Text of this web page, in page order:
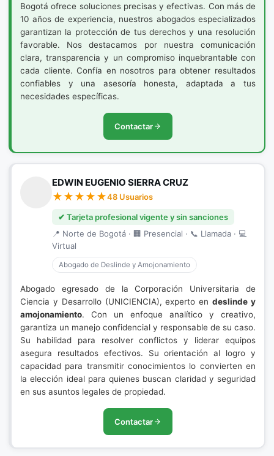
Bogotá ofrece soluciones precisas y efectivas. Con más de
10 años de experiencia, nuestros abogados especializados
garantizan la protección de tus derechos y una resolución
favorable. Nos destacamos por nuestra comunicación
clara, transparencia y un compromiso inquebrantable con
cada cliente. Confía en nosotros para obtener resultados
confiables y una asesoría honesta, adaptada a tus
necesidades específicas.
Contactar
EDWIN EUGENIO SIERRA CRUZ
48 Usuarios
✔ Tarjeta profesional vigente y sin sanciones
📍 Norte de Bogotá · 🏢 Presencial · 📞 Llamada · 💻
Virtual
Abogado de Deslinde y Amojonamiento
Abogado egresado de la Corporación Universitaria de
Ciencia y Desarrollo (UNICIENCIA), experto endeslinde y
amojonamiento. Con un enfoque analítico y creativo,
garantiza un manejo confidencial y responsable de su caso.
Su habilidad para resolver conflictos y liderar equipos
asegura resultados efectivos. Su orientación al logro y
capacidad para transmitir conocimientos lo convierten en
la elección ideal para quienes buscan claridad y seguridad
en sus asuntos legales de propiedad.
Contactar